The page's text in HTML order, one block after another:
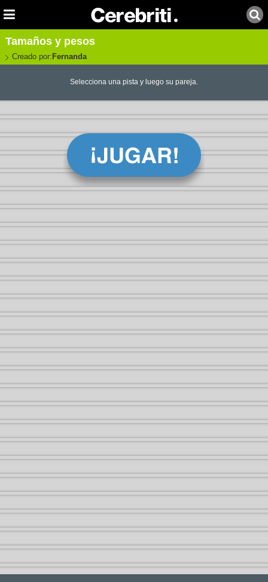
Tamaños y pesos
Creado por: Fernanda
Selecciona una pista y luego su pareja.